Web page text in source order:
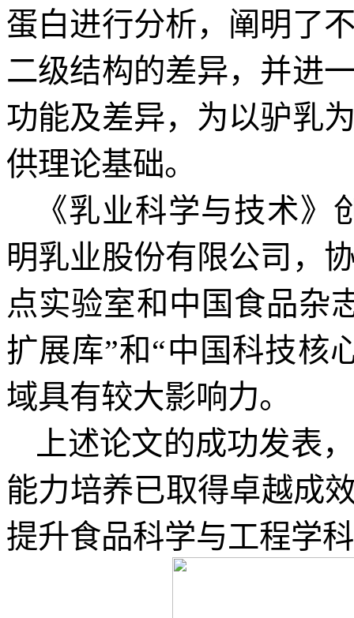
蛋白进行分析，阐明了
二级结构的差异，并进
功能及差异，为以驴乳
供理论基础。
《乳业科学与技术》
明乳业股份有限公司，
点实验室和中国食品杂
扩展库”和“中国科技核
域具有较大影响力。
上述论文的成功发表
能力培养已取得卓越成
提升食品科学与工程学